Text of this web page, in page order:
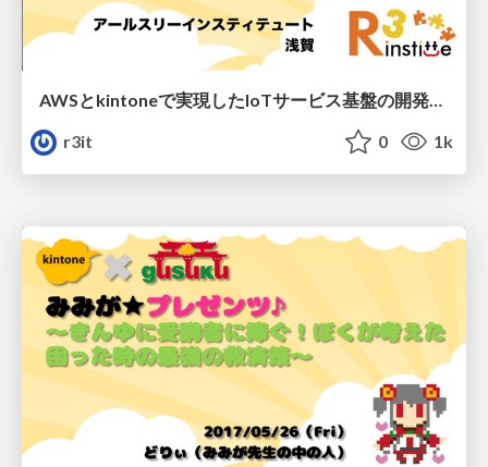
AWSとkintoneで実現したIoTサービス基盤の開発事例/sw-r3-beerbash-iot
r3it
0 1k